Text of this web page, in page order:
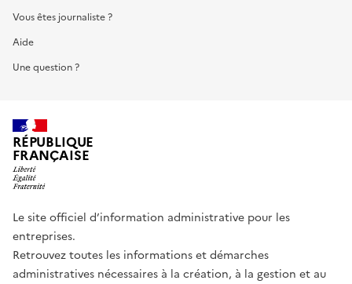
Vous êtes journaliste ?
Aide
Une question ?
RÉPUBLIQUE
FRANÇAISE
Le site officiel d’information administrative pour les
entreprises.
Retrouvez toutes les informations et démarches
administratives nécessaires à la création, à la gestion et au